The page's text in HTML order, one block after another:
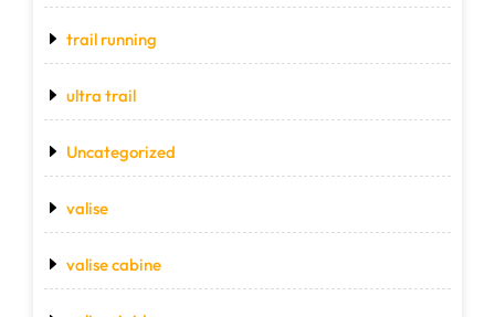
trail running
ultra trail
Uncategorized
valise
valise cabine